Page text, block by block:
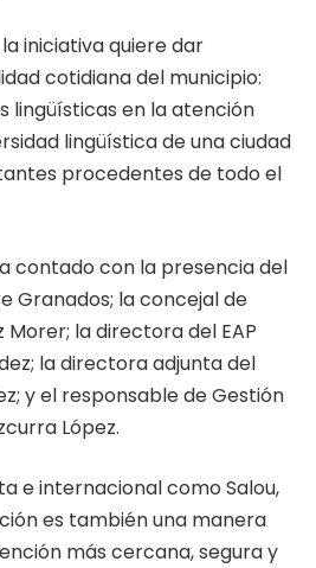
iniciativa quiere dar
cotidiana del municipio:
lingüísticas en la atención
lingüística de una ciudad
procedentes de todo el
contado con la presencia del
Granados; la concejal de
Morer; la directora del EAP
la directora adjunta del
y el responsable de Gestión
López.
e internacional como Salou,
es también una manera
más cercana, segura y